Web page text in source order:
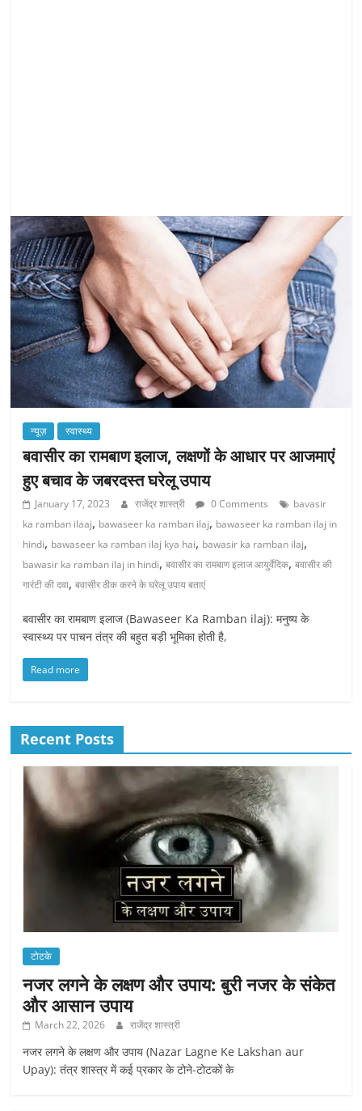
न्यूज़ स्वास्थ्य
बवासीर का रामबाण इलाज, लक्षणों के आधार पर आजमाएं
हुए बचाव के जबरदस्त घरेलू उपाय
January 17, 2023 राजेंद्र शास्त्री 0 Comments
bavasir
ka ramban ilaaj, bawaseer ka ramban ilaj, bawaseer ka ramban ilaj in
hindi, bawaseer ka ramban ilaj kya hai, bawasir ka ramban ilaj,
bawasir ka ramban ilaj in hindi,बवासीर का रामबाण इलाज आयुर्वेदिक,बवासीर की
गारंटी की दवा,बवासीर ठीक करने के घरेलू उपाय बताएं
बवासीर का रामबाण इलाज (Bawaseer Ka Ramban ilaj): मनुष्य के
स्वास्थ्य पर पाचन तंत्र की बहुत बड़ी भूमिका होती है,
Read more
Recent Posts
टोटके
नजर लगने के लक्षण और उपाय: बुरी नजर के संकेत
और आसान उपाय
March 22, 2026 राजेंद्र शास्त्री
नजर लगने के लक्षण और उपाय (Nazar Lagne Ke Lakshan aur
Upay): तंत्र शास्त्र में कई प्रकार के टोने-टोटकों के